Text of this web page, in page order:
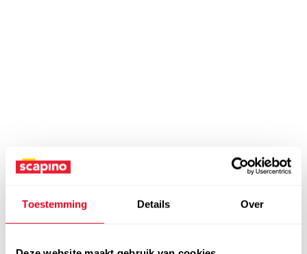
Toestemming Details Over